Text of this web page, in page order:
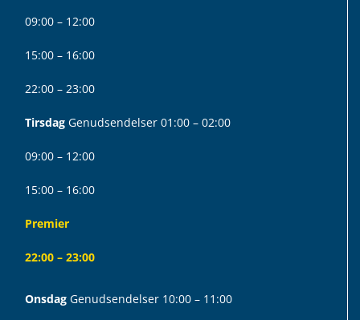
09:00 – 12:00
15:00 – 16:00
22:00 – 23:00
Tirsdag Genudsendelser 01:00 – 02:00
09:00 – 12:00
15:00 – 16:00
Premier
22:00 – 23:00
Onsdag Genudsendelser 10:00 – 11:00